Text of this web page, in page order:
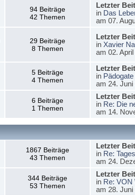
94 Beiträge
42 Themen
Letzter
in Das
am 07.
29 Beiträge
8 Themen
Letzter
in Xavier
am 02. April
5 Beiträge
4 Themen
Letzter
in
am 24. Juni
6 Beiträge
1 Themen
Letzter
in Re: Die
am 14.
1867 Beiträge
43 Themen
Letzter
in Re:
am 24.
344 Beiträge
53 Themen
Letzter
in Re: VON
am 28. Juni